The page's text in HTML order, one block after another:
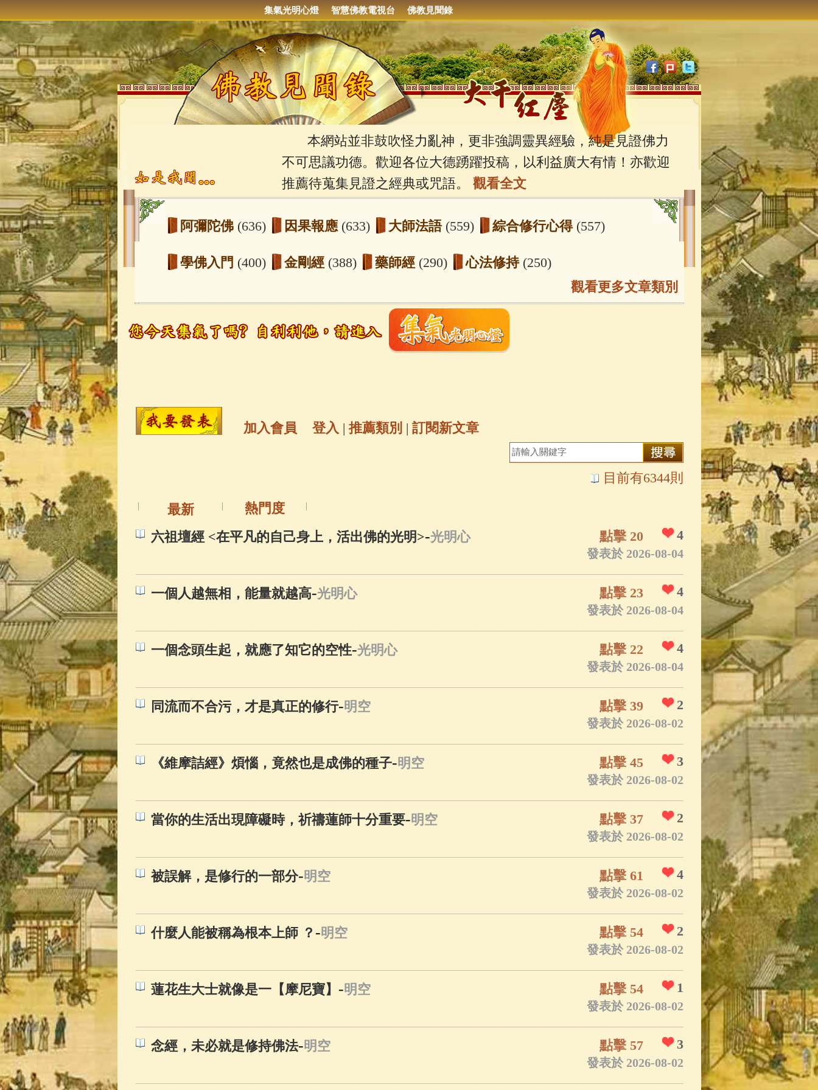
集氣光明心燈 智慧佛教電視台 佛教見聞錄
本網站並非鼓吹怪力亂神，更非強調靈異經驗，純是見證佛力
不可思議功德。歡迎各位大德踴躍投稿，以利益廣大有情！亦歡迎
推薦待蒐集見證之經典或咒語。 觀看全文
阿彌陀佛 (636) 因果報應 (633) 大師法語 (559) 綜合修行心得 (557)
學佛入門 (400) 金剛經 (388) 藥師經 (290) 心法修持 (250)
玉曆寶鈔(236) 地藏經(225) 臨終助念(190) 文殊菩薩(165)
觀世音菩薩 (147) 聖救度佛母(綠度母)(144) 動物念佛往生
金山活佛
六字大明咒(81) 大悲咒(72)
善財童子五十三參
觀看更多文章類別
加入會員 登入 | 推薦類別 | 訂閱新文章
目前有6344則
最新
熱門度
六祖壇經 <在平凡的自己身上，活出佛的光明>-光明心 4
點擊 20
發表於 2026-08-04
一個人越無相，能量就越高-光明心 4
點擊 23
發表於 2026-08-04
一個念頭生起，就應了知它的空性-光明心 4
點擊 22
發表於 2026-08-04
同流而不合污，才是真正的修行-明空 2
點擊 39
發表於 2026-08-02
《維摩詰經》煩惱，竟然也是成佛的種子-明空 3
點擊 45
發表於 2026-08-02
當你的生活出現障礙時，祈禱蓮師十分重要-明空 2
點擊 37
發表於 2026-08-02
被誤解，是修行的一部分-明空 4
點擊 61
發表於 2026-08-02
什麼人能被稱為根本上師 ？ -明空 2
點擊 54
發表於 2026-08-02
蓮花生大士就像是一【摩尼寶】 -明空 1
點擊 54
發表於 2026-08-02
念經，未必就是修持佛法-明空 3
點擊 57
發表於 2026-08-02